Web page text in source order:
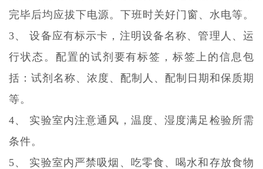
完毕后均应拔下电源。下班时关好门窗、水电等。
3、 设备应有标示卡，注明设备名称、管理人、运
行状态。配置的试剂要有标签，标签上的信息包
括：试剂名称、浓度、配制人、配制日期和保质期
等。
4、 实验室内注意通风，温度、湿度满足检验所需
条件。
5、 实验室内严禁吸烟、吃零食、喝水和存放食物